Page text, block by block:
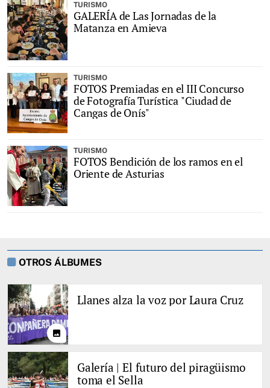
TURISMO
GALERÍA de Las Jornadas de la
Matanza en Amieva
TURISMO
FOTOS Premiadas en el III Concurso
de Fotografía Turística "Ciudad de
Cangas de Onís"
TURISMO
FOTOS Bendición de los ramos en el
Oriente de Asturias
OTROS ÁLBUMES
photo
Llanes alza la voz por Laura Cruz
Galería | El futuro del piragüismo
toma el Sella